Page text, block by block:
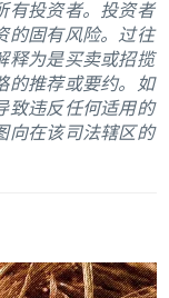
有投资者。投资者
的固有风险。过往
释为是买卖或招揽
的推荐或要约。如
致违反任何适用的
向在该司法辖区的